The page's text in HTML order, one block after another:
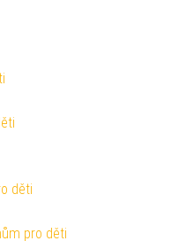
děti
pro děti